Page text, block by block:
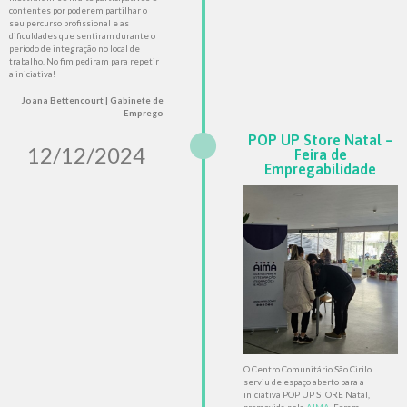
contentes por poderem partilhar o
seu percurso profissional e as
dificuldades que sentiram durante o
período de integração no local de
trabalho. No fim pediram para repetir
a iniciativa!
Joana Bettencourt | Gabinete de
Emprego
12/12/2024
POP UP Store Natal –
Feira de
Empregabilidade
O Centro Comunitário São Cirilo
serviu de espaço aberto para a
iniciativa POP UP STORE Natal,